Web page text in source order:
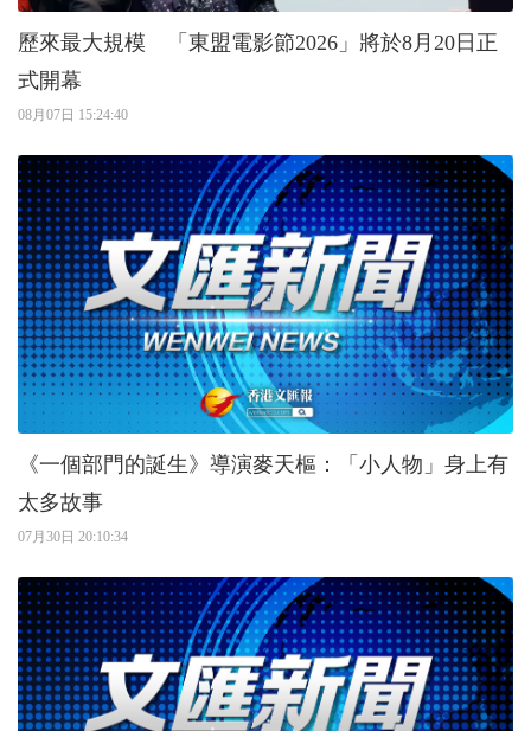
歷來最大規模 「東盟電影節2026」將於8月20日正
式開幕
08月07日 15:24:40
《一個部門的誕生》導演麥天樞：「小人物」身上有
太多故事
07月30日 20:10:34